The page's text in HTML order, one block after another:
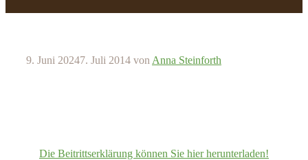
9. Juni 20247. Juli 2014 von Anna Steinforth
Die Beitrittserklärung können Sie hier herunterladen!